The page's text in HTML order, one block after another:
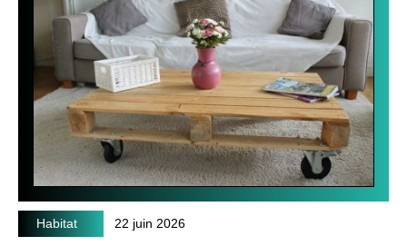
Habitat 22 juin 2026